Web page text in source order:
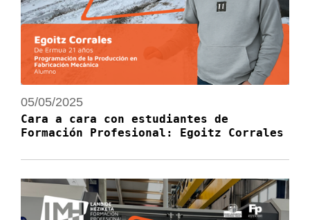
05/05/2025
Cara a cara con estudiantes de
Formación Profesional: Egoitz Corrales